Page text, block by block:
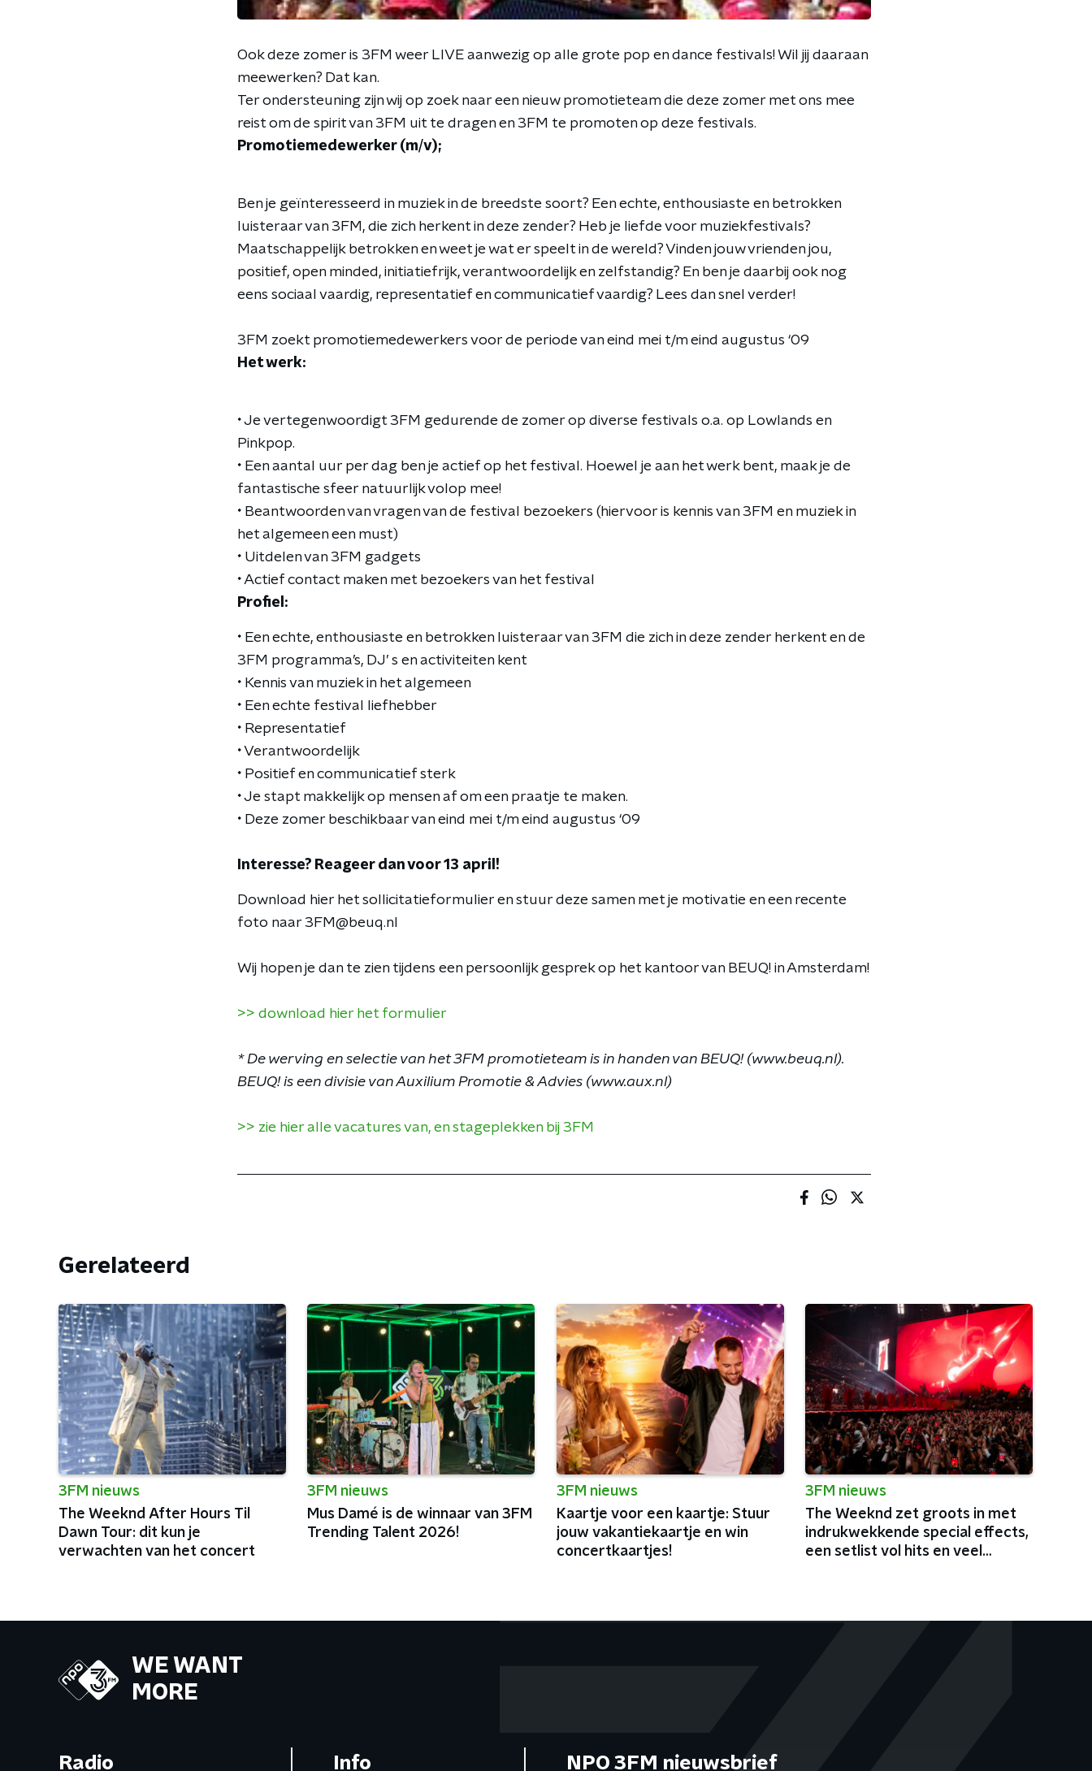
Ook deze zomer is 3FM weer LIVE aanwezig op alle grote pop en dance festivals! Wil jij daaraan
meewerken? Dat kan.
Ter ondersteuning zijn wij op zoek naar een nieuw promotieteam die deze zomer met ons mee
reist om de spirit van 3FM uit te dragen en 3FM te promoten op deze festivals.
Promotiemedewerker (m/v);
Ben je geïnteresseerd in muziek in de breedste soort? Een echte, enthousiaste en betrokken
luisteraar van 3FM, die zich herkent in deze zender? Heb je liefde voor muziekfestivals?
Maatschappelijk betrokken en weet je wat er speelt in de wereld? Vinden jouw vrienden jou,
positief, open minded, initiatiefrijk, verantwoordelijk en zelfstandig? En ben je daarbij ook nog
eens sociaal vaardig, representatief en communicatief vaardig? Lees dan snel verder!
3FM zoekt promotiemedewerkers voor de periode van eind mei t/m eind augustus ‘09
Het werk:
• Je vertegenwoordigt 3FM gedurende de zomer op diverse festivals o.a. op Lowlands en
Pinkpop.
• Een aantal uur per dag ben je actief op het festival. Hoewel je aan het werk bent, maak je de
fantastische sfeer natuurlijk volop mee!
• Beantwoorden van vragen van de festival bezoekers (hiervoor is kennis van 3FM en muziek in
het algemeen een must)
• Uitdelen van 3FM gadgets
• Actief contact maken met bezoekers van het festival
Profiel:
• Een echte, enthousiaste en betrokken luisteraar van 3FM die zich in deze zender herkent en de
3FM programma’s, DJ’ s en activiteiten kent
• Kennis van muziek in het algemeen
• Een echte festival liefhebber
• Representatief
• Verantwoordelijk
• Positief en communicatief sterk
• Je stapt makkelijk op mensen af om een praatje te maken.
• Deze zomer beschikbaar van eind mei t/m eind augustus ‘09
Interesse? Reageer dan voor 13 april!
Download hier het sollicitatieformulier en stuur deze samen met je motivatie en een recente
foto naar 3FM@beuq.nl
Wij hopen je dan te zien tijdens een persoonlijk gesprek op het kantoor van BEUQ! in Amsterdam!
>> download hier het formulier
* De werving en selectie van het 3FM promotieteam is in handen van BEUQ! (www.beuq.nl).
BEUQ! is een divisie van Auxilium Promotie & Advies (www.aux.nl)
>> zie hier alle vacatures van, en stageplekken bij 3FM
Gerelateerd
3FM nieuws
The Weeknd After Hours Til
Dawn Tour: dit kun je
verwachten van het concert
3FM nieuws
Mus Damé is de winnaar van 3FM
Trending Talent 2026!
3FM nieuws
Kaartje voor een kaartje: Stuur
jouw vakantiekaartje en win
concertkaartjes!
3FM nieuws
The Weeknd zet groots in met
indrukwekkende special effects,
een setlist vol hits en veel
WE WANT
MORE
Radio Info NPO 3FM nieuwsbrief